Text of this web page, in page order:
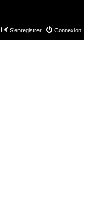
Connexion
S’enregistrer